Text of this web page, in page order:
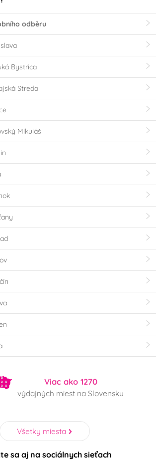
odběru
Bystrica
Streda
Mikuláš
Viac ako 1270
výdajných miest na Slovensku
Všetky miesta
sa aj na sociálnych sieťach